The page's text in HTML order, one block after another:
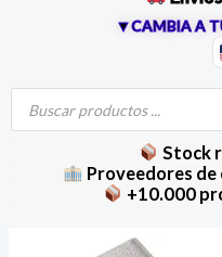
▼CAMBIA A
Búsqueda
productos
Stock
Proveedores
+10.000